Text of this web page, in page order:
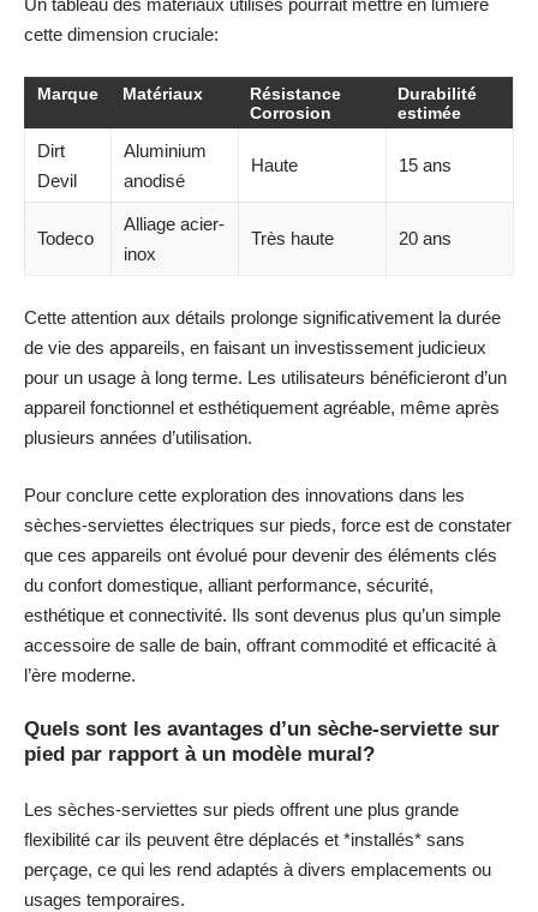
Un tableau des matériaux utilisés pourrait mettre en lumière
cette dimension cruciale:
Marque Matériaux
Résistance
Corrosion
Durabilité
estimée
Dirt
Devil
Aluminium
anodisé
Haute 15 ans
Todeco
Alliage acier-
inox
Très haute 20 ans
Cette attention aux détails prolonge significativement la durée
de vie des appareils, en faisant un investissement judicieux
pour un usage à long terme. Les utilisateurs bénéficieront d’un
appareil fonctionnel et esthétiquement agréable, même après
plusieurs années d’utilisation.
Pour conclure cette exploration des innovations dans les
sèches-serviettes électriques sur pieds, force est de constater
que ces appareils ont évolué pour devenir des éléments clés
du confort domestique, alliant performance, sécurité,
esthétique et connectivité. Ils sont devenus plus qu’un simple
accessoire de salle de bain, offrant commodité et efficacité à
l’ère moderne.
Quels sont les avantages d’un sèche-serviette sur
pied par rapport à un modèle mural?
Les sèches-serviettes sur pieds offrent une plus grande
flexibilité car ils peuvent être déplacés et *installés* sans
perçage, ce qui les rend adaptés à divers emplacements ou
usages temporaires.